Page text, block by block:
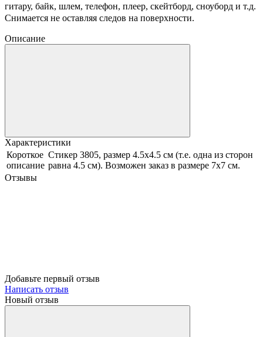
гитару, байк, шлем, телефон, плеер, скейтборд, сноуборд и т.д.
Снимается не оставляя следов на поверхности.
Описание
Характеристики
Короткое
описание
Стикер 3805, размер 4.5х4.5 см (т.е. одна из сторон
равна 4.5 см). Возможен заказ в размере 7х7 см.
Отзывы
Добавьте первый отзыв
Написать отзыв
Новый отзыв